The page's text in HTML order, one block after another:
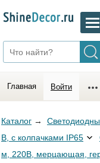
Главная Войти
Каталог →
В, с колпачками IP65
м, 220В, мерцающая,